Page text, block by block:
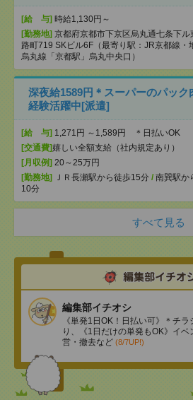
[給 与] 時給1,130円～
[勤務地] 京都府京都市下京区烏丸通七条下ル
路町719 SKビル6F（最寄り駅：JR京都線・
烏丸線「京都駅」烏丸中央口）
深夜給1589円＊スーパーのパック
経験活躍中[派遣]
[給 与] 1,271円 ～1,589円 ＊日払いOK
[交通費]嬉しい全額支給（社内規定あり）
[月収例] 20～25万円
[勤務地]
ＪＲ長瀬駅から徒歩15分 / 南巽駅か
10分
すべて見る
編集部イチオシ
《単発1日OK！日払い可》＊チ
り、《1日だけの単発もOK》イベ
営・撤去など (8/7UP!)